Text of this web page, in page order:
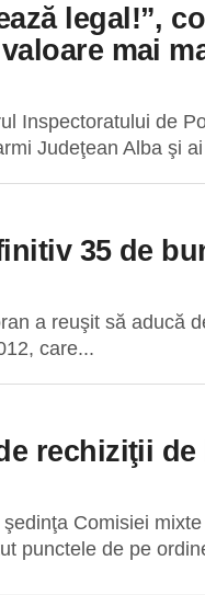
legal!”,
mai
Inspectoratului de
Judeţean Alba şi
35 de
a reuşit să aducă
care...
rechiziţii
Comisiei
punctele de pe